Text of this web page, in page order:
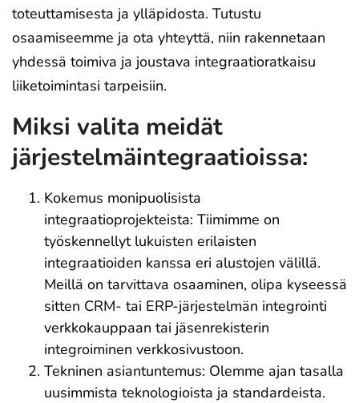
toteuttamisesta ja ylläpidosta. Tutustu
osaamiseemme ja ota yhteyttä, niin rakennetaan
yhdessä toimiva ja joustava integraatioratkaisu
liiketoimintasi tarpeisiin.
Miksi valita meidät
järjestelmäintegraatioissa:
Kokemus monipuolisista
integraatioprojekteista: Tiimimme on
työskennellyt lukuisten erilaisten
integraatioiden kanssa eri alustojen välillä.
Meillä on tarvittava osaaminen, olipa kyseessä
sitten CRM- tai ERP-järjestelmän integrointi
verkkokauppaan tai jäsenrekisterin
integroiminen verkkosivustoon.
Tekninen asiantuntemus: Olemme ajan tasalla
uusimmista teknologioista ja standardeista.